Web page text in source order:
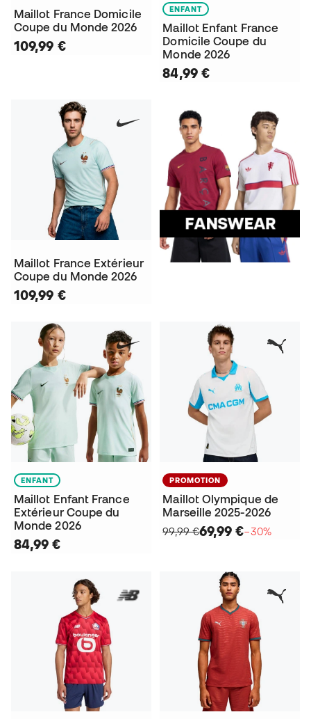
Maillot France Domicile
Coupe du Monde 2026
109,99 €
ENFANT
Maillot Enfant France
Domicile Coupe du
Monde 2026
84,99 €
Maillot France Extérieur
Coupe du Monde 2026
109,99 €
ENFANT
Maillot Enfant France
Extérieur Coupe du
Monde 2026
84,99 €
PROMOTION
Maillot Olympique de
Marseille 2025-2026
99,99 €69,99 €−30%